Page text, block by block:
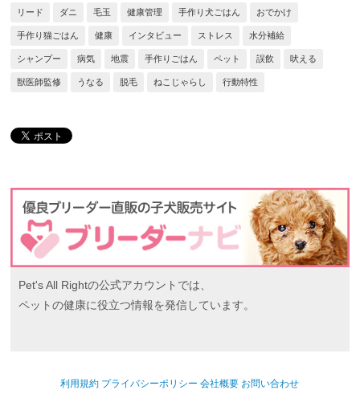
リード ダニ 毛玉 健康管理 手作り犬ごはん おでかけ
手作り猫ごはん 健康 インタビュー ストレス 水分補給
シャンプー 病気 地震 手作りごはん ペット 誤飲 吠える
獣医師監修 うなる 脱毛 ねこじゃらし 行動特性
Pet's All Rightの公式アカウントでは、
ペットの健康に役立つ情報を発信しています。
利用規約 プライバシーポリシー 会社概要 お問い合わせ